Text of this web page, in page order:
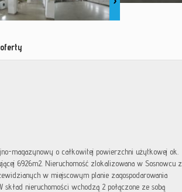
oferty
magazynowy o całkowitej powierzchni użytkowej ok.
6926m2. Nieruchomość zlokalizowana w Sosnowcu z
w miejscowym planie zagospodarowania
skład nieruchomości wchodzą 2 połączone ze sobą